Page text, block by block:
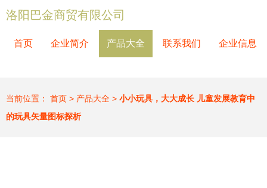
洛阳巴金商贸有限公司
首页 企业简介 产品大全 联系我们 企业信息
当前位置： 首页 > 产品大全 > 小小玩具，大大成长 儿童发展教育中
的玩具矢量图标探析